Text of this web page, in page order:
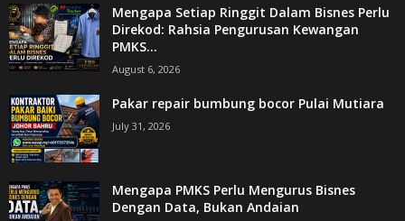
Mengapa Setiap Ringgit Dalam Bisnes Perlu
Direkod: Rahsia Pengurusan Kewangan
PMKS...
August 6, 2026
Pakar repair bumbung bocor Pulai Mutiara
July 31, 2026
Mengapa PMKS Perlu Mengurus Bisnes
Dengan Data, Bukan Andaian